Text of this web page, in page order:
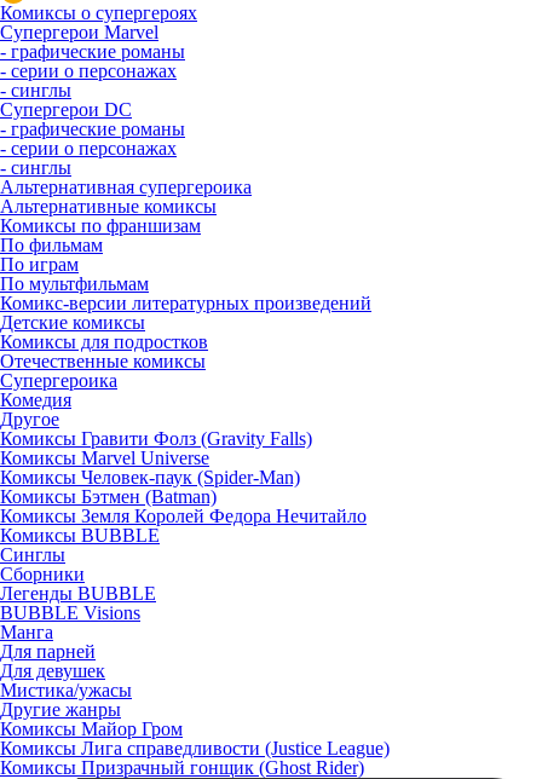
Комиксы о супергероях
Супергерои Marvel
- графические романы
- серии о персонажах
- синглы
Супергерои DC
- графические романы
- серии о персонажах
- синглы
Альтернативная супергероика
Альтернативные комиксы
Комиксы по франшизам
По фильмам
По играм
По мультфильмам
Комикс-версии литературных произведений
Детские комиксы
Комиксы для подростков
Отечественные комиксы
Супергероика
Комедия
Другое
Комиксы Гравити Фолз (Gravity Falls)
Комиксы Marvel Universe
Комиксы Человек-паук (Spider-Man)
Комиксы Бэтмен (Batman)
Комиксы Земля Королей Федора Нечитайло
Комиксы BUBBLE
Синглы
Сборники
Легенды BUBBLE
BUBBLE Visions
Манга
Для парней
Для девушек
Мистика/ужасы
Другие жанры
Комиксы Майор Гром
Комиксы Лига справедливости (Justice League)
Комиксы Призрачный гонщик (Ghost Rider)